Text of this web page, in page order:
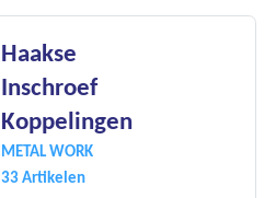
Haakse
Inschroef
Koppelingen
METAL WORK
33 Artikelen